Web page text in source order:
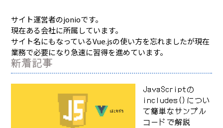
サイト運営者のjonioです。
現在ある会社に所属しています。
サイト名にもなっているVue.jsの使い方を忘れましたが現在
業務で必要になり急速に習得を進めています。
新着記事
JavaScriptの
includes()につい
て簡単なサンプル
コードで解説